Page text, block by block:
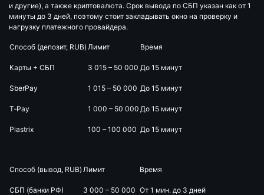
и другие), а также криптовалюта. Срок вывода по СБП указан как от 1
минуты до 3 дней, поэтому стоит закладывать окно на проверку и
нагрузку платежного провайдера.
Способ (депозит, RUB) Лимит Время
Карты + СБП 3 015 – 50 000 До 15 минут
SberPay 1 015 – 50 000 До 15 минут
T‑Pay 1 000 – 50 000 До 15 минут
Piastrix 100 – 100 000 До 15 минут
Способ (вывод, RUB) Лимит Время
СБП (банки РФ) 3 000 – 50 000 От 1 мин. до 3 дней